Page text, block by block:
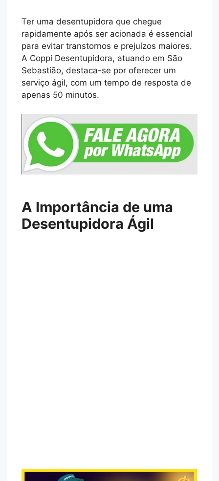
Ter uma desentupidora que chegue
rapidamente após ser acionada é essencial
para evitar transtornos e prejuízos maiores.
A Coppi Desentupidora, atuando em São
Sebastião, destaca-se por oferecer um
serviço ágil, com um tempo de resposta de
apenas 50 minutos.
A Importância de uma
Desentupidora Ágil